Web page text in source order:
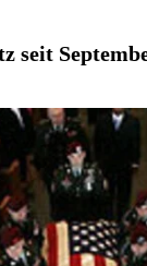
seit